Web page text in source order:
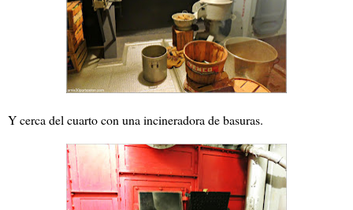
Y cerca del cuarto con una incineradora de basuras.